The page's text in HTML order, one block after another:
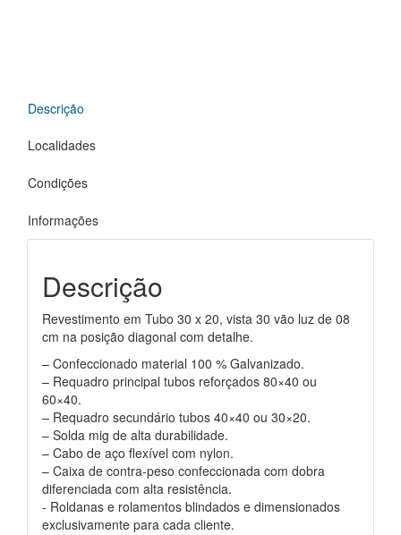
Descrição
Localidades
Condições
Informações
Descrição
Revestimento em Tubo 30 x 20, vista 30 vão luz de 08
cm na posição diagonal com detalhe.
– Confeccionado material 100 % Galvanizado.
– Requadro principal tubos reforçados 80×40 ou
60×40.
– Requadro secundário tubos 40×40 ou 30×20.
– Solda mig de alta durabilidade.
– Cabo de aço flexível com nylon.
– Caixa de contra-peso confeccionada com dobra
diferenciada com alta resistência.
​- Roldanas e rolamentos blindados e dimensionados
exclusivamente para cada cliente.